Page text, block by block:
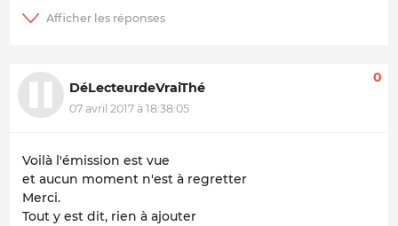
DéLecteurdeVraiThé
07 avril 2017 à 18:38:05
0
Voilà l'émission est vue
et aucun moment n'est à regretter
Merci.
Tout y est dit, rien à ajouter